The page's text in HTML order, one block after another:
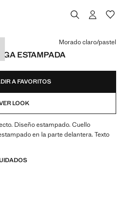
ESTAMPADA
]
Morado claro/pastel
A FAVORITOS
LOOK
Diseño estampado. Cuello
en la parte delantera. Texto